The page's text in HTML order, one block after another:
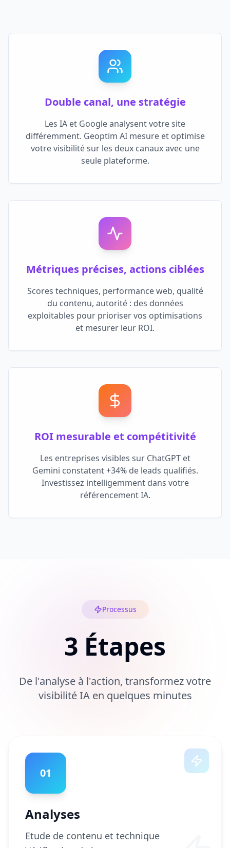
Double canal, une stratégie
Les IA et Google analysent votre site
différemment. Geoptim AI mesure et optimise
votre visibilité sur les deux canaux avec une
seule plateforme.
Métriques précises, actions ciblées
Scores techniques, performance web, qualité
du contenu, autorité : des données
exploitables pour prioriser vos optimisations
et mesurer leur ROI.
ROI mesurable et compétitivité
Les entreprises visibles sur ChatGPT et
Gemini constatent +34% de leads qualifiés.
Investissez intelligemment dans votre
référencement IA.
Processus
3 Étapes
De l'analyse à l'action, transformez votre
visibilité IA en quelques minutes
01
Analyses
Etude de contenu et technique